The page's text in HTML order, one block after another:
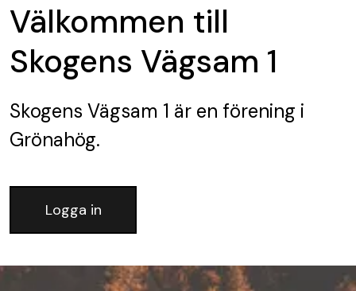
Välkommen till
Skogens Vägsam 1
Skogens Vägsam 1 är en förening i
Grönahög.
Logga in